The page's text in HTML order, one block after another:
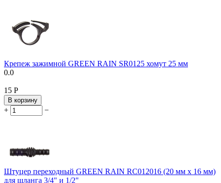
Крепеж зажимной GREEN RAIN SR0125 хомут 25 мм
0.0
‍15‍ Р
В корзину
+ −
Штуцер переходный GREEN RAIN RC012016 (20 мм x 16 мм)
для шланга 3/4" и 1/2"